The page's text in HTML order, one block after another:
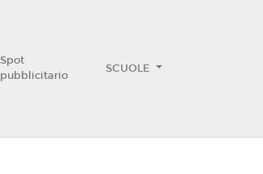
Spot
pubblicitario
SCUOLE